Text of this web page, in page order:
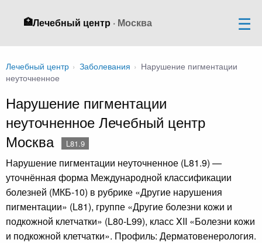
🏥Лечебный центр · Москва
Лечебный центр › Заболевания › Нарушение пигментации
неуточненное
Нарушение пигментации
неуточненное Лечебный центр
Москва
L81.9
Нарушение пигментации неуточненное (L81.9) —
уточнённая форма Международной классификации
болезней (МКБ-10) в рубрике «Другие нарушения
пигментации» (L81), группе «Другие болезни кожи и
подкожной клетчатки» (L80-L99), класс XII «Болезни кожи
и подкожной клетчатки». Профиль: Дерматовенерология.